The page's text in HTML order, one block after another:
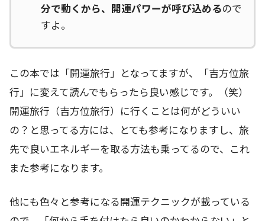
分で動くから、開運パワーが呼び込めるので
すよ。
この本では「開運旅行」となってますが、「吉方位旅
行」に変えて読んでもらったら良い感じです。（笑）
開運旅行（吉方位旅行）に行くことは何がどういい
の？と思ってる方には、とても参考になりますし、旅
先で良いエネルギーを取る方法も乗ってるので、これ
また参考になります。
他にも色々と参考になる開運テクニックが載っている